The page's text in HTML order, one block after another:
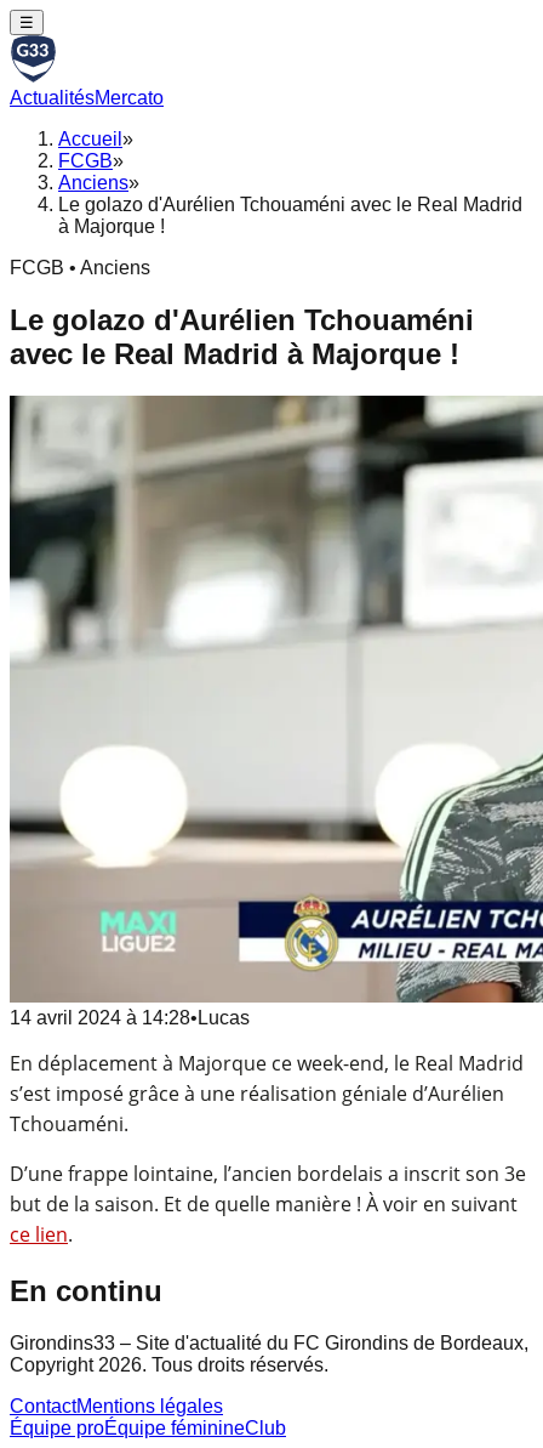
☰
ActualitésMercato
Accueil »
FCGB»
Anciens»
Le golazo d'Aurélien Tchouaméni avec le Real Madrid
à Majorque !
FCGB • Anciens
Le golazo d'Aurélien Tchouaméni
avec le Real Madrid à Majorque !
14 avril 2024 à 14:28• Lucas
En déplacement à Majorque ce week-end, le Real Madrid
s’est imposé grâce à une réalisation géniale d’Aurélien
Tchouaméni.
D’une frappe lointaine, l’ancien bordelais a inscrit son 3e
but de la saison. Et de quelle manière ! À voir en suivant
ce lien.
En continu
Girondins33 – Site d'actualité du FC Girondins de Bordeaux,
Copyright 2026. Tous droits réservés.
ContactMentions légales
Équipe proÉquipe féminineClub